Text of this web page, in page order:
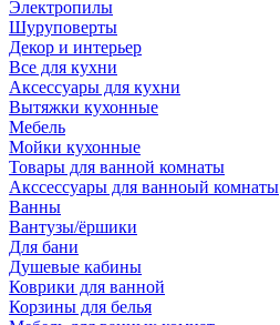
Электропилы
Шуруповерты
Декор и интерьер
Все для кухни
Аксессуары для кухни
Вытяжки кухонные
Мебель
Мойки кухонные
Товары для ванной комнаты
Акссессуары для ванноый комнаты
Ванны
Вантузы/ёршики
Для бани
Душевые кабины
Коврики для ванной
Корзины для белья